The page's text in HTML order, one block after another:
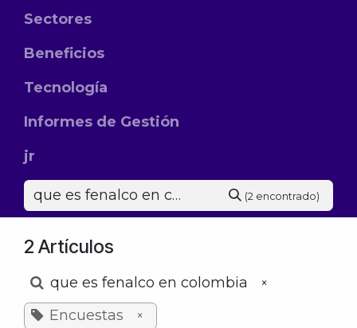
Sectores
Beneficios
Tecnología
Informes de Gestión
jr
(2 encontrado)
2 Artículos
que es fenalco en colombia ×
Encuestas ×